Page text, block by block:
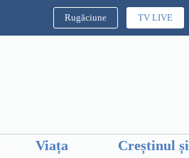
Rugăciune TV LIVE
Viața
Creștinul și